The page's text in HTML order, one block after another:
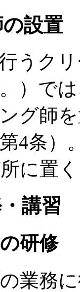
設置
うク
）で
グ師
4条）
に置
講習
研修
業務